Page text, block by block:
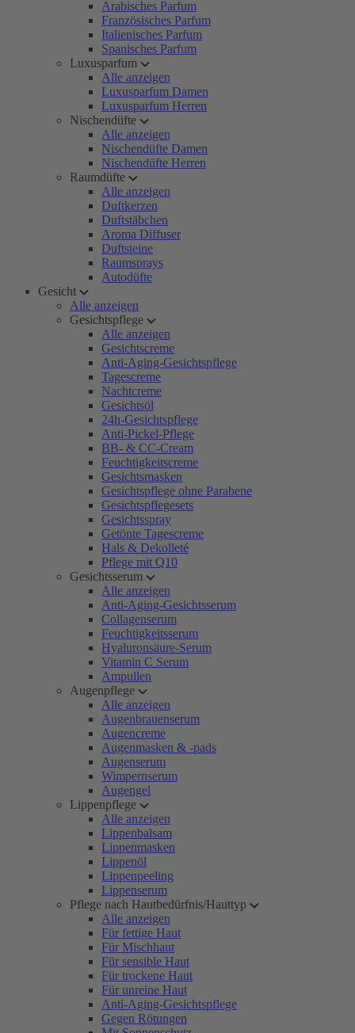
Arabisches Parfum
Französisches Parfum
Italienisches Parfum
Spanisches Parfum
Luxusparfum
Alle anzeigen
Luxusparfum Damen
Luxusparfum Herren
Nischendüfte
Alle anzeigen
Nischendüfte Damen
Nischendüfte Herren
Raumdüfte
Alle anzeigen
Duftkerzen
Duftstäbchen
Aroma Diffuser
Duftsteine
Raumsprays
Autodüfte
Gesicht
Alle anzeigen
Gesichtspflege
Alle anzeigen
Gesichtscreme
Anti-Aging-Gesichtspflege
Tagescreme
Nachtcreme
Gesichtsöl
24h-Gesichtspflege
Anti-Pickel-Pflege
BB- & CC-Cream
Feuchtigkeitscreme
Gesichtsmasken
Gesichtspflege ohne Parabene
Gesichtspflegesets
Gesichtsspray
Getönte Tagescreme
Hals & Dekolleté
Pflege mit Q10
Gesichtsserum
Alle anzeigen
Anti-Aging-Gesichtsserum
Collagenserum
Feuchtigkeitsserum
Hyaluronsäure-Serum
Vitamin C Serum
Ampullen
Augenpflege
Alle anzeigen
Augenbrauenserum
Augencreme
Augenmasken & -pads
Augenserum
Wimpernserum
Augengel
Lippenpflege
Alle anzeigen
Lippenbalsam
Lippenmasken
Lippenöl
Lippenpeeling
Lippenserum
Pflege nach Hautbedürfnis/Hauttyp
Alle anzeigen
Für fettige Haut
Für Mischhaut
Für sensible Haut
Für trockene Haut
Für unreine Haut
Anti-Aging-Gesichtspflege
Gegen Rötungen